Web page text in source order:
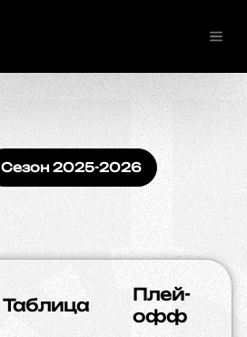
Сезон 2025-2026
Таблица
Плей-
офф